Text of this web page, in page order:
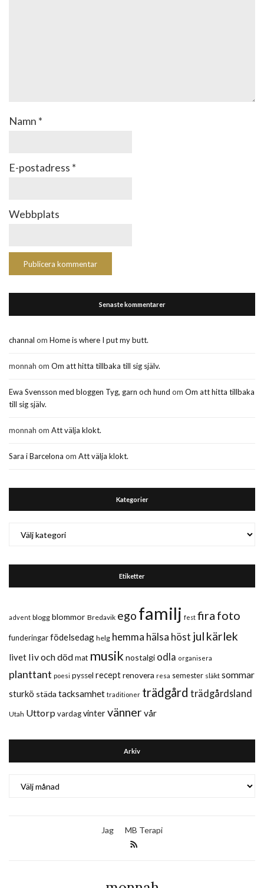
Namn *
E-postadress *
Webbplats
Senaste kommentarer
channal om Home is where I put my butt.
monnah om Om att hitta tillbaka till sig själv.
Ewa Svensson med bloggen Tyg, garn och hund om Om att hitta tillbaka
till sig själv.
monnah om Att välja klokt.
Sara i Barcelona om Att välja klokt.
Kategorier
Etiketter
advent blogg blommor Bredavik ego familj fest fira foto
funderingarfödelsedag helg hemma hälsa höst jul kärlek
livet liv och dödmat musik nostalgi odla organisera
planttant poesi pyssel receptrenovera resa semester släkt sommar
sturkö städa tacksamhet traditioner trädgård trädgårdsland
Utah Uttorp vardagvintervänner vår
Arkiv
Jag MB Terapi